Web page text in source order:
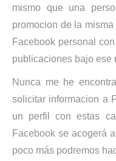
mismo que una
promocion de la
Facebook personal
publicaciones bajo ese
Nunca me he
solicitar informacion a
un perfil con estas
Facebook se acogerá
poco más podremos